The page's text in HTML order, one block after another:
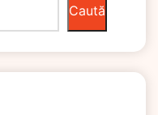
Caută